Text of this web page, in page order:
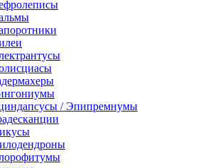
/ Эпипремнумы